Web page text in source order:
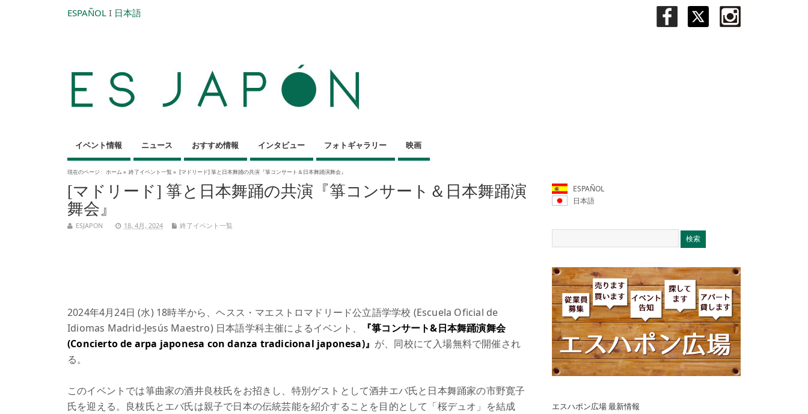
ESPAÑOL I 日本語
イベント情報 ニュース おすすめ情報 インタビュー フォトギャラリー 映画
現在のページ : ホーム » 終了イベント一覧» [マドリード] 箏と日本舞踊の共演『箏コンサート＆日本舞踊演舞会』
[マドリード] 箏と日本舞踊の共演『箏コンサート＆日本舞踊演
舞会』
ESJAPON 18, 4月, 2024 終了イベント一覧
2024年4月24日 (水) 18時半から、ヘスス・マエストロマドリード公立語学学校 (Escuela Oficial de
Idiomas Madrid-Jesús Maestro) 日本語学科主催によるイベント、
『箏コンサート&日本舞踊演舞会
(Concierto de arpa japonesa con danza tradicional japonesa)』 が、同校にて入場無料で開催され
る。
このイベントでは箏曲家の酒井良枝氏をお招きし、特別ゲストとして酒井エバ氏と日本舞踊家の市野寛子
氏を迎える。良枝氏とエバ氏は親子で日本の伝統芸能を紹介することを目的として「桜デュオ」を結成
ESPAÑOL
日本語
エスハポン広場 最新情報